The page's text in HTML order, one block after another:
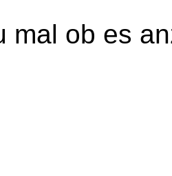
mal ob es